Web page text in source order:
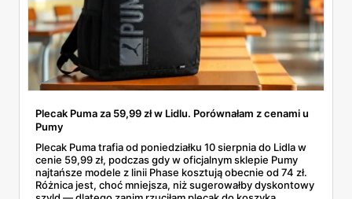
Plecak Puma za 59,99 zł w Lidlu. Porównałam z cenami u
Pumy
Plecak Puma trafia od poniedziałku 10 sierpnia do Lidla w
cenie 59,99 zł, podczas gdy w oficjalnym sklepie Pumy
najtańsze modele z linii Phase kosztują obecnie od 74 zł.
Różnica jest, choć mniejsza, niż sugerowałby dyskontowy